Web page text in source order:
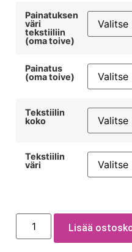
Painatuksen
väri
tekstiiliin
(oma toive)
Painatus
(oma toive)
Tekstiilin
koko
Tekstiilin
väri
Lisää